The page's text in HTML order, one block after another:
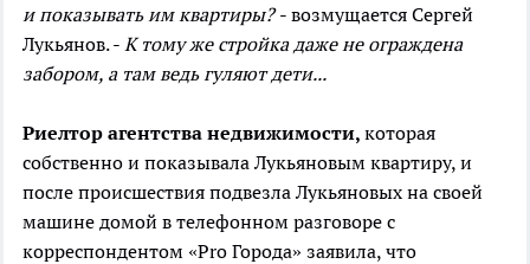
и показывать им квартиры?- возмущается Сергей
Лукьянов. - К тому же стройка даже не ограждена
забором, а там ведь гуляют дети...
Риелтор агентства недвижимости, которая
собственно и показывала Лукьяновым квартиру, и
после происшествия подвезла Лукьяновых на своей
машине домой в телефонном разговоре с
корреспондентом «Pro Города» заявила, что